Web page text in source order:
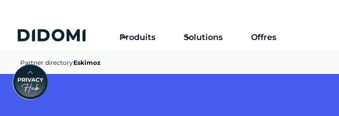
Produits Solutions Offres
Partner directoryEskimoz